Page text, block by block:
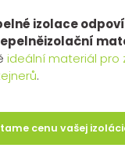
izolace
ideální materiál pro
.
cenu vašej